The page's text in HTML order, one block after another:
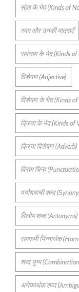
संज्ञा के भेद (Kinds of
स्वर और उनकी मात्राएँ
सर्वनाम के भेद (Kinds
विशेषण (Adjective)
विशेषण के भेद (Kinds of
क्रिया के भेद (Kinds of
क्रिया विशेषण (Adverb)
विराम चिन्ह
पर्यायवाची शब्द
विलोम शब्द (Antonyms)
समरूपी भिन्नार्थक
शब्द युग्म
अनेकार्थक शब्द